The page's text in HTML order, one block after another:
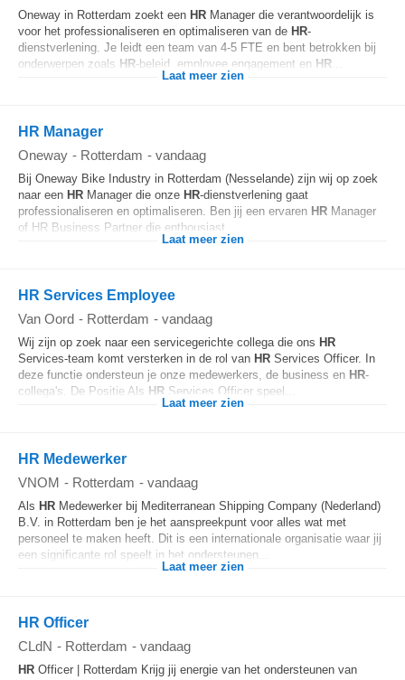
Oneway in Rotterdam zoekt een HR Manager die verantwoordelijk is
voor het professionaliseren en optimaliseren van de HR-
dienstverlening. Je leidt een team van 4-5 FTE en bent betrokken bij
onderwerpen zoals HR-beleid, employee engagement en HR
Laat meer zien
HR Manager
Oneway - Rotterdam - vandaag
Bij Oneway Bike Industry in Rotterdam (Nesselande) zijn wij op zoek
naar een HR Manager die onze HR-dienstverlening gaat
professionaliseren en optimaliseren. Ben jij een ervaren HR Manager
of HR Business Partner die enthousiast...
Laat meer zien
HR Services Employee
Van Oord - Rotterdam - vandaag
Wij zijn op zoek naar een servicegerichte collega die ons HR
Services-team komt versterken in de rol van HR Services Officer. In
deze functie ondersteun je onze medewerkers, de business en HR-
collega's. De Positie Als HR Services Officer speel...
Laat meer zien
HR Medewerker
VNOM - Rotterdam - vandaag
Als HR Medewerker bij Mediterranean Shipping Company (Nederland)
B.V. in Rotterdam ben je het aanspreekpunt voor alles wat met
personeel te maken heeft. Dit is een internationale organisatie waar jij
een significante rol speelt in het ondersteunen...
Laat meer zien
HR Officer
CLdN - Rotterdam - vandaag
HR Officer | Rotterdam Krijg jij energie van het ondersteunen van